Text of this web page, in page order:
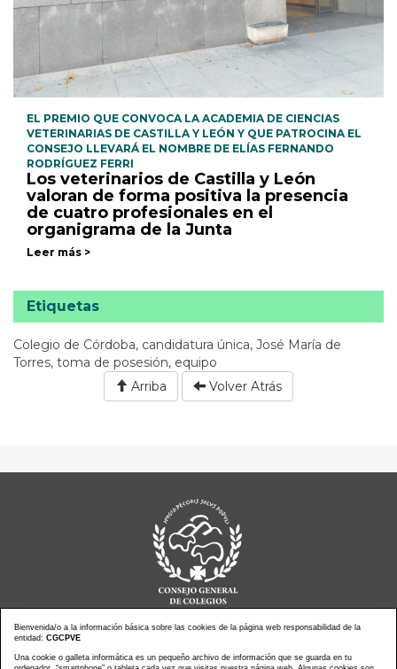
EL PREMIO QUE CONVOCA LA ACADEMIA DE CIENCIAS
VETERINARIAS DE CASTILLA Y LEÓN Y QUE PATROCINA EL
CONSEJO LLEVARÁ EL NOMBRE DE ELÍAS FERNANDO
RODRÍGUEZ FERRI
Los veterinarios de Castilla y León
valoran de forma positiva la presencia
de cuatro profesionales en el
organigrama de la Junta
Leer más >
Etiquetas
Colegio de Córdoba, candidatura única, José María de
Torres, toma de posesión, equipo
Arriba
Volver Atrás
Noticias actualidad Agenda de Actos
Bienvenida/o a la información básica sobre las cookies de la página web responsabilidad de la
entidad: CGCPVE
Una cookie o galleta informática es un pequeño archivo de información que se guarda en tu